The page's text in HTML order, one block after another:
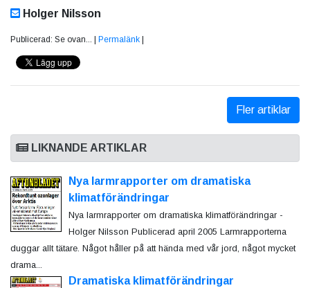
Holger Nilsson
Publicerad: Se ovan... | Permalänk
Fler artiklar
LIKNANDE ARTIKLAR
Nya larmrapporter om dramatiska
klimatförändringar
Nya larmrapporter om dramatiska klimatförändringar -
Holger Nilsson Publicerad april 2005 Larmrapporterna
duggar allt tätare. Något håller på att hända med vår jord, något mycket
drama...
Dramatiska klimatförändringar